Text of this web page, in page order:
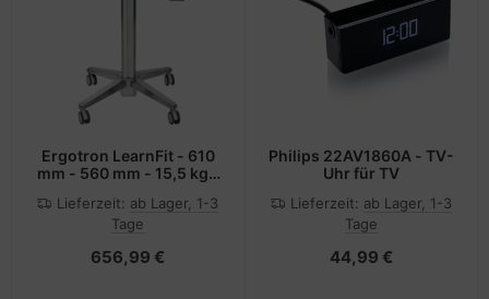
Ergotron LearnFit - 610
mm - 560 mm - 15,5 kg -
mm
Lieferzeit: ab Lager, 1-3
Tage
656,99 €
Philips 22AV1860A - TV-
Uhr für TV
Lieferzeit: ab Lager, 1-3
Tage
44,99 €